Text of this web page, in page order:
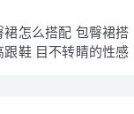
裙怎么搭配 包臀裙搭
跟鞋 目不转睛的性感